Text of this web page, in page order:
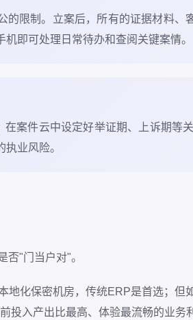
的限制。立案后，所有的证据材料、
即可处理日常待办和查阅关键案情。
案件云中设定好举证期、上诉期等
业风险。
否"门当户对"。
地化保密机房，传统ERP是首选；但
投入产出比最高、体验最流畅的业务